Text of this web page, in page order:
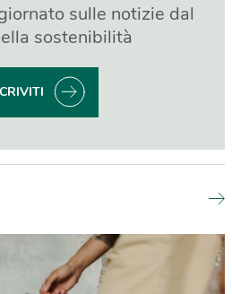
sulle notizie dal
sostenibilità